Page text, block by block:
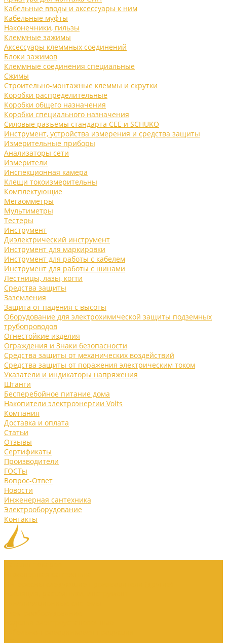
Кабельные вводы и аксессуары к ним
Кабельные муфты
Наконечники, гильзы
Клеммные зажимы
Аксессуары клеммных соединений
Блоки зажимов
Клеммные соединения специальные
Сжимы
Строительно-монтажные клеммы и скрутки
Коробки распределительные
Коробки общего назначения
Коробки специального назначения
Силовые разъемы стандарта CEE и SCHUKO
Инструмент, устройства измерения и средства защиты
Измерительные приборы
Анализаторы сети
Измерители
Инспекционная камера
Клещи токоизмерительны
Комплектующие
Мегаомметры
Мультиметры
Тестеры
Инструмент
Диэлектрический инструмент
Инструмент для маркировки
Инструмент для работы с кабелем
Инструмент для работы с шинами
Лестницы, лазы, когти
Средства защиты
Заземления
Защита от падения с высоты
Оборудование для электрохимической защиты подземных
трубопроводов
Огнестойкие изделия
Ограждения и Знаки безопасности
Средства защиты от механических воздействий
Средства защиты от поражения электрическим током
Указатели и индикаторы напряжения
Штанги
Бесперебойное питание дома
Накопители электроэнергии Volts
Компания
Доставка и оплата
Статьи
Отзывы
Сертификаты
Производители
ГОСТы
Вопрос-Ответ
Новости
Инженерная сантехника
Электрооборудование
Контакты